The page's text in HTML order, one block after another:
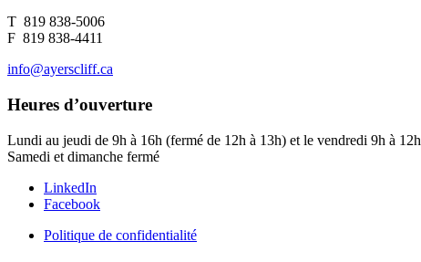
T 819 838-5006
F 819 838-4411
info@ayerscliff.ca
Heures d’ouverture
Lundi au jeudi de 9h à 16h (fermé de 12h à 13h) et le vendredi 9h à 12h
Samedi et dimanche fermé
LinkedIn
Facebook
Politique de confidentialité